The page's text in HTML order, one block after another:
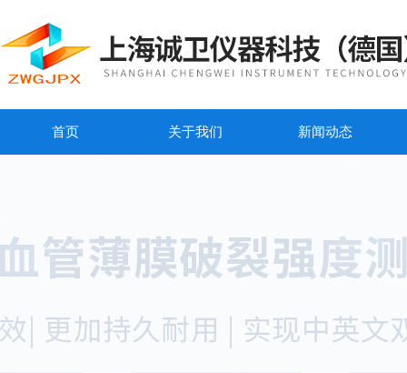
首页 关于我们 新闻动态